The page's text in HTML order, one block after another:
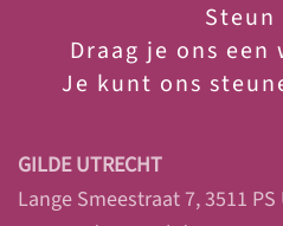
Steun
Draag je ons
Je kunt ons
GILDE UTRECHT
Lange Smeestraat 7, 3511